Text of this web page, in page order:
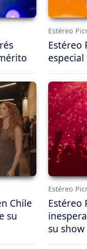
Estéreo
Estéreo
Chile
su
Estéreo
Estéreo
su show